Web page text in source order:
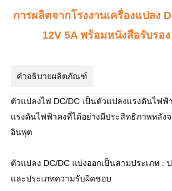
การผลิตจากโรงงานเครื่องแปลง
12V 5A พร้อมหนังสือรับรอ
คำอธิบายผลิตภัณฑ์
ตัวแปลงไฟ DC/DC เป็นตัวแปลงแรงดันไฟฟ้
แรงดันไฟฟ้าคงที่ได้อย่างมีประสิทธิภาพหลัง
อินพุต
ตัวแปลง DC/DC แบ่งออกเป็นสามประเภท :
และประเภทความรับผิดชอบ